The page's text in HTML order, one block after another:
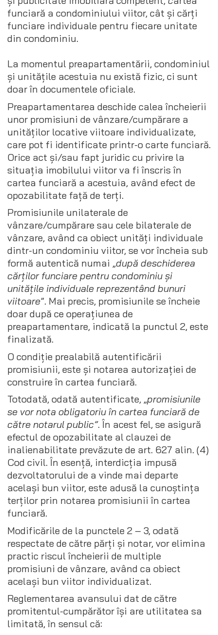
funciară a condominiului viitor, cât și cărți
funciare individuale pentru fiecare unitate
din condominiu.
La momentul preapartamentării, condominiul
și unitățile acestuia nu există fizic, ci sunt
doar în documentele oficiale.
Preapartamentarea deschide calea încheierii
unor promisiuni de vânzare/cumpărare a
unităților locative viitoare individualizate,
care pot fi identificate printr-o carte funciară.
Orice act și/sau fapt juridic cu privire la
situația imobilului viitor va fi înscris în
cartea funciară a acestuia, având efect de
opozabilitate față de terți.
Promisiunile unilaterale de
vânzare/cumpărare sau cele bilaterale de
vânzare, având ca obiect unități individuale
dintr-un condominiu viitor, se vor încheia sub
formă autentică numai „după deschiderea
cărților funciare pentru condominiu și
unitățile individuale reprezentând bunuri
viitoare”. Mai precis, promisiunile se încheie
doar după ce operațiunea de
preapartamentare, indicată la punctul 2, este
finalizată.
O condiție prealabilă autentificării
promisiunii, este și notarea autorizației de
construire în cartea funciară.
Totodată, odată autentificate, „promisiunile
se vor nota obligatoriu în cartea funciară de
către notarul public”. În acest fel, se asigură
efectul de opozabilitate al clauzei de
inalienabilitate prevăzute de art. 627 alin. (4)
Cod civil. În esență, interdicția impusă
dezvoltatorului de a vinde mai departe
același bun viitor, este adusă la cunoștința
terților prin notarea promisiunii în cartea
funciară.
Modificările de la punctele 2 – 3, odată
respectate de către părți și notar, vor elimina
practic riscul încheierii de multiple
promisiuni de vânzare, având ca obiect
același bun viitor individualizat.
Reglementarea avansului dat de către
promitentul-cumpărător își are utilitatea sa
limitată, în sensul că: